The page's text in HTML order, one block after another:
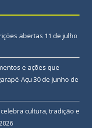
abertas 11 de julho
e ações que
Açu 30 de junho de
cultura, tradição e